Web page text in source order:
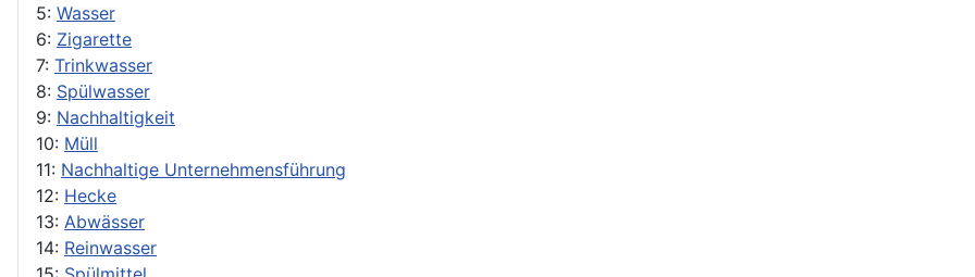
5: Wasser
6: Zigarette
7: Trinkwasser
8: Spülwasser
9: Nachhaltigkeit
10: Müll
11: Nachhaltige Unternehmensführung
12: Hecke
13: Abwässer
14: Reinwasser